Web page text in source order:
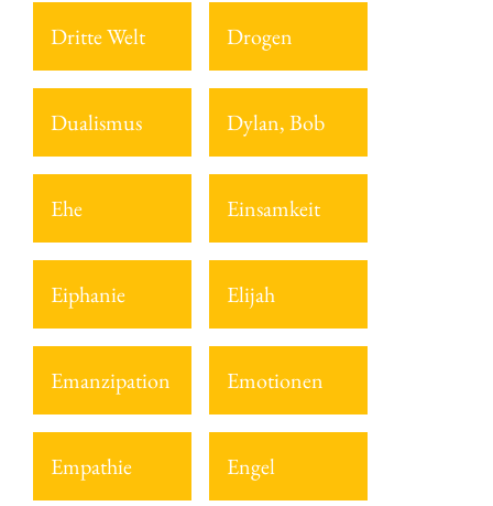
Dritte Welt Drogen
Dualismus Dylan, Bob
Ehe Einsamkeit
Eiphanie Elijah
Emanzipation Emotionen
Empathie Engel